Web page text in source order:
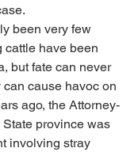
have been
but fate can never
cause havoc on
ago, the Attorney-
province was
involving stray